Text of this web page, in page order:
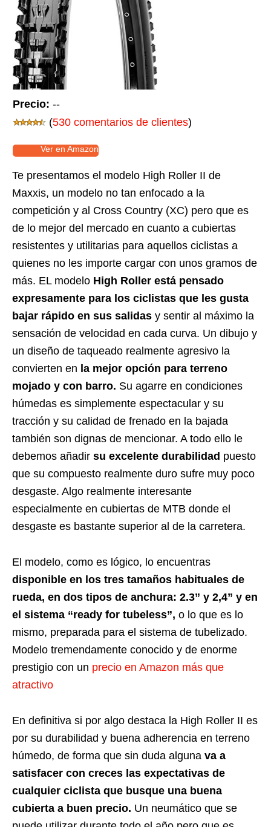
Precio: --
(530 comentarios de clientes)
Ver en Amazon
Te presentamos el modelo High Roller II de
Maxxis, un modelo no tan enfocado a la
competición y al Cross Country (XC) pero que es
de lo mejor del mercado en cuanto a cubiertas
resistentes y utilitarias para aquellos ciclistas a
quienes no les importe cargar con unos gramos de
más. EL modelo High Roller está pensado
expresamente para los ciclistas que les gusta
bajar rápido en sus salidas y sentir al máximo la
sensación de velocidad en cada curva. Un dibujo y
un diseño de taqueado realmente agresivo la
convierten en la mejor opción para terreno
mojado y con barro. Su agarre en condiciones
húmedas es simplemente espectacular y su
tracción y su calidad de frenado en la bajada
también son dignas de mencionar. A todo ello le
debemos añadir su excelente durabilidad puesto
que su compuesto realmente duro sufre muy poco
desgaste. Algo realmente interesante
especialmente en cubiertas de MTB donde el
desgaste es bastante superior al de la carretera.
El modelo, como es lógico, lo encuentras
disponible en los tres tamaños habituales de
rueda, en dos tipos de anchura: 2.3” y 2,4” y en
el sistema “ready for tubeless”, o lo que es lo
mismo, preparada para el sistema de tubelizado.
Modelo tremendamente conocido y de enorme
prestigio con un precio en Amazon más que
atractivo
En definitiva si por algo destaca la High Roller II es
por su durabilidad y buena adherencia en terreno
húmedo, de forma que sin duda alguna va a
satisfacer con creces las expectativas de
cualquier ciclista que busque una buena
cubierta a buen precio. Un neumático que se